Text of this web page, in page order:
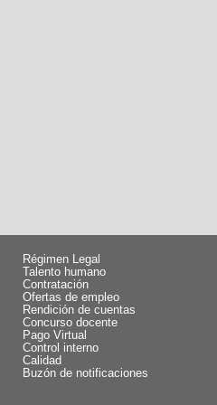
Régimen Legal
Talento humano
Contratación
Ofertas de empleo
Rendición de cuentas
Concurso docente
Pago Virtual
Control interno
Calidad
Buzón de notificaciones